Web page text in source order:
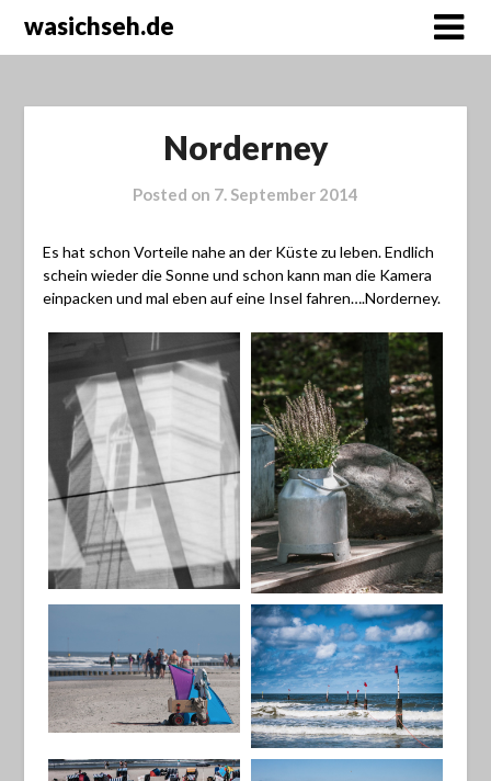
wasichseh.de
Norderney
Posted on 7. September 2014
Es hat schon Vorteile nahe an der Küste zu leben. Endlich
schein wieder die Sonne und schon kann man die Kamera
einpacken und mal eben auf eine Insel fahren….Norderney.